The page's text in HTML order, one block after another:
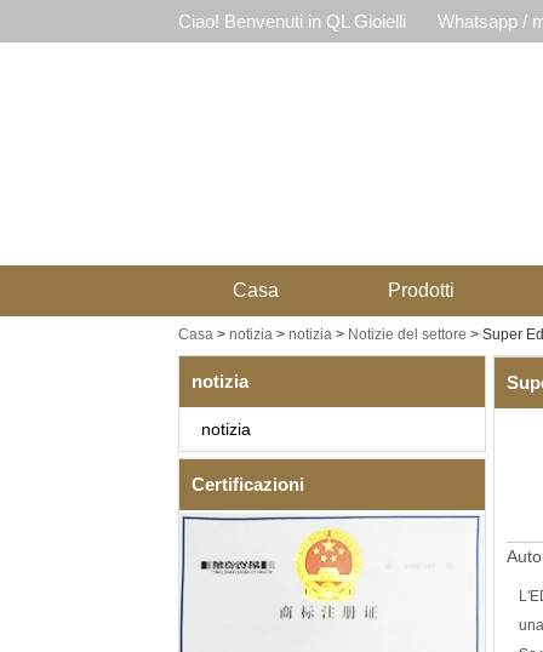
Ciao! Benvenuti in QL Gioielli Whatsapp /
Casa Prodotti
Casa> notizia> notizia> Notizie del settore > Super
notizia
notizia
Certificazioni